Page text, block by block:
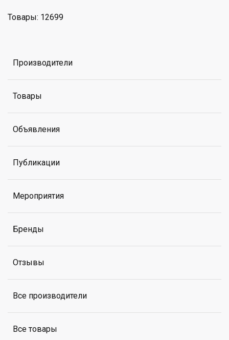
Товары: 12699
Производители
Товары
Объявления
Публикации
Мероприятия
Бренды
Отзывы
Все производители
Все товары